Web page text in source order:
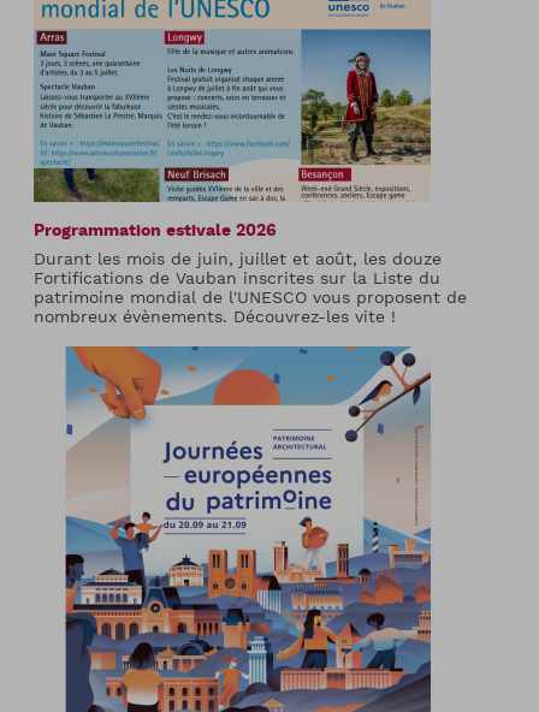
Programmation estivale 2026
Durant les mois de juin, juillet et août, les douze
Fortifications de Vauban inscrites sur la Liste du
patrimoine mondial de l'UNESCO vous proposent de
nombreux évènements. Découvrez-les vite !